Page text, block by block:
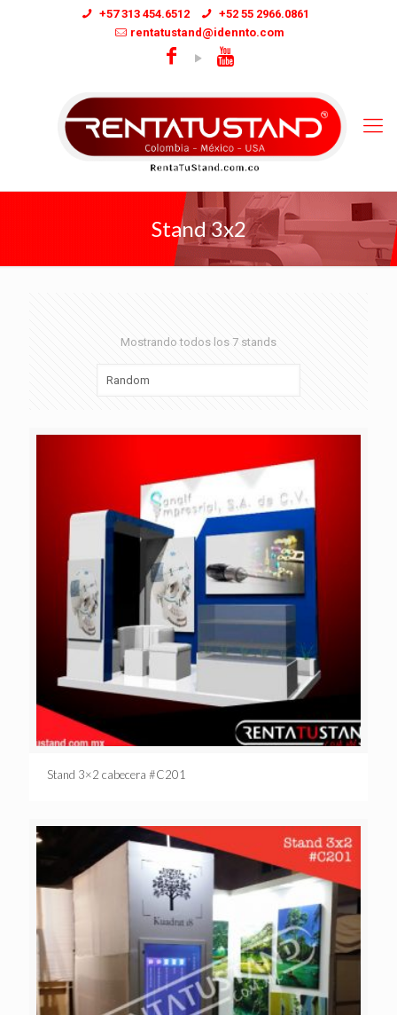
+57 313 454.6512
+52 55 2966.0861
rentatustand@idennto.com
Stand 3x2
Mostrando todos los 7 stands
Stand 3×2 cabecera #C201